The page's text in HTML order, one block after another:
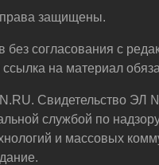
защищены.
без согласования с
на материал
Свидетельство ЭЛ
службой по
и массовых